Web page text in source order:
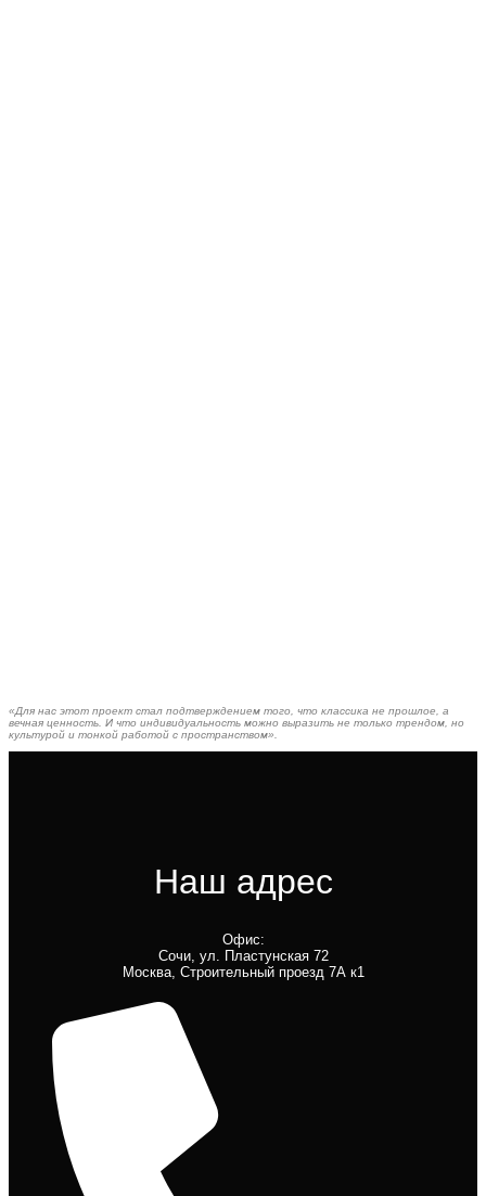
«Для нас этот проект стал подтверждением того, что классика не прошлое, а
вечная ценность. И что индивидуальность можно выразить не только трендом, но
культурой и тонкой работой с пространством».
Наш адрес
Офис:
Сочи, ул. Пластунская 72
Москва, Строительный проезд 7А к1